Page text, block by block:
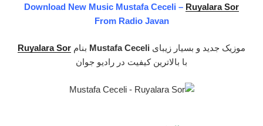
Download New Music Mustafa Ceceli – Ruyalara Sor
From Radio Javan
موزیک جدید و بسیار زیبای Mustafa Ceceli بنام Ruyalara Sor
با بالاترین کیفیت در رادیو جوان